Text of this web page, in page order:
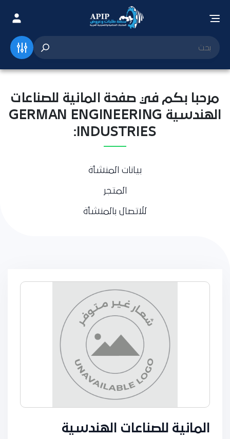
مرحبا بكم في صفحة المانية للصناعات
الهندسية GERMAN ENGINEERING
INDUSTRIES:
بيانات المنشأة
المتجر
للاتصال بالمنشأة
المانية للصناعات الهندسية